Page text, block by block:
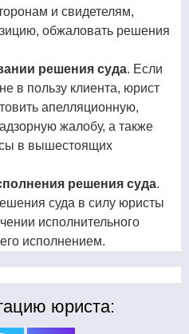
и свидетелям,
обжаловать решения
решения суда. Если
в пользу клиента, юрист
апелляционную,
жалобу, а также
в вышестоящих
решения суда.
суда в силу юристы
исполнительного
исполнением.
юриста: